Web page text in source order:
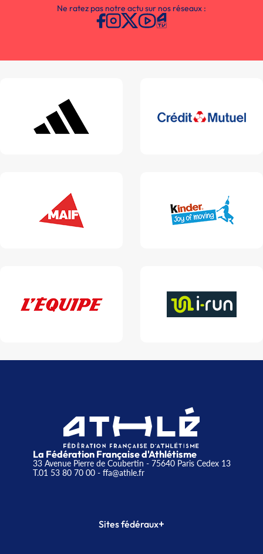
Ne ratez pas notre actu sur nos réseaux :
La Fédération Française d'Athlétisme
33 Avenue Pierre de Coubertin - 75640 Paris Cedex 13
T.01 53 80 70 00- ffa@athle.fr
Sites fédéraux+